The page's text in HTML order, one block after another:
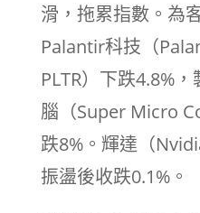
滑，拖累指數。為
Palantir科技（
PLTR）下跌4.8%
腦（Super Micro
跌8%。輝達（
振盪後收跌0.1%。